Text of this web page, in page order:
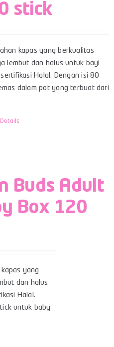
stick
kapas yang berkualitas
lembut dan halus untuk bayi
Halal. Dengan isi 80
dalam pot yang terbuat dari
Details
Buds Adult
Box 120
yang
dan halus
Halal.
untuk baby